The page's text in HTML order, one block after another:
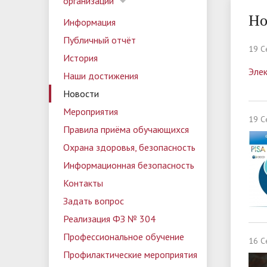
Контакты
Профилактические мероприятия
Программа воспитания
"Палестра"
Страницы учителей
Основной государственный
экзамен (ОГЭ)
Дополнительная информация
Информация
Публичный отчёт
История
Наши достижения
Новости
Мероприятия
Правила приёма обучающихся
Охрана здоровья, безопасность
Информационная безопасность
Контакты
Задать вопрос
Реализация ФЗ № 304
Профессиональное обучение
Профилактические мероприятия
19
19
16